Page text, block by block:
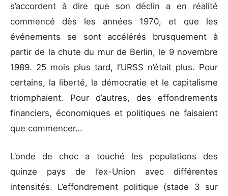
s’accordent à dire que son déclin a en réalité
commencé dès les années 1970, et que les
événements se sont accélérés brusquement à
partir de la chute du mur de Berlin, le 9 novembre
1989. 25 mois plus tard, l’URSS n’était plus. Pour
certains, la liberté, la démocratie et le capitalisme
triomphaient. Pour d’autres, des effondrements
financiers, économiques et politiques ne faisaient
que commencer…
L’onde de choc a touché les populations des
quinze pays de l’ex-Union avec différentes
intensités. L’effondrement politique (stade 3 sur